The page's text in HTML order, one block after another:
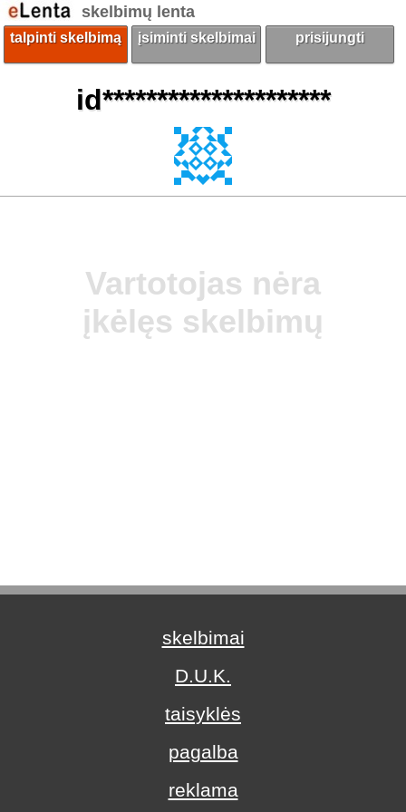
skelbimų lenta
talpinti skelbimą įsiminti skelbimai prisijungti
id*********************
Vartotojas nėra
įkėlęs skelbimų
skelbimai
D.U.K.
taisyklės
pagalba
reklama